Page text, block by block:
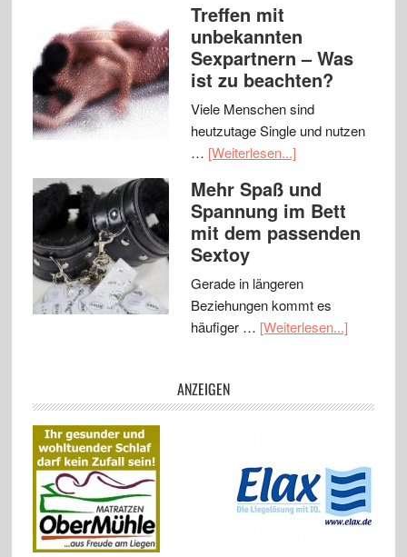
Treffen mit
unbekannten
Sexpartnern – Was
ist zu beachten?
Viele Menschen sind
heutzutage Single und nutzen
… [Weiterlesen...]
Mehr Spaß und
Spannung im Bett
mit dem passenden
Sextoy
Gerade in längeren
Beziehungen kommt es
häufiger … [Weiterlesen...]
ANZEIGEN